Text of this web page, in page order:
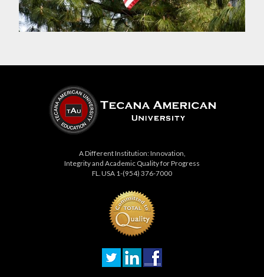
A Different Institution: Innovation,
Integrity and Academic Quality for Progress
FL. USA 1-(954) 376-7000